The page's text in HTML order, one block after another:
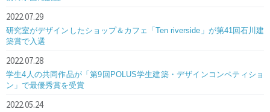
2022.07.29
研究室がデザインしたショップ＆カフェ「Ten riverside」が第41回石川建
築賞で入選
2022.07.28
学生4人の共同作品が「第9回POLUS学生建築・デザインコンペティショ
ン」で最優秀賞を受賞
2022.05.24